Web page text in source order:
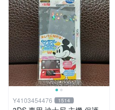
Y4103454476 1514